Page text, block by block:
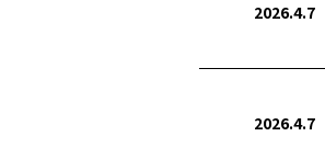
2026.4.7
2026.4.7